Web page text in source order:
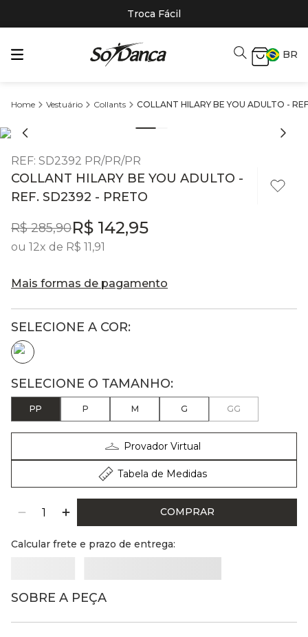
Troca Fácil
BR
Vestuário Collants COLLANT HILARY BE YOU ADULTO -
REF: SD2392 PR/PR/PR
COLLANT HILARY BE YOU ADULTO -
REF. SD2392 - PRETO
R$ 285,90R$ 142,95
ou 12x de R$ 11,91
Mais formas de pagamento
PP P M G GG
Provador Virtual
Tabela de Medidas
COMPRAR
Calcular frete e prazo de entrega:
SOBRE A PEÇA